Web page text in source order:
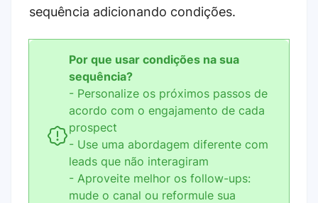
sequência adicionando condições.
Por que usar condições na sua
sequência?
- Personalize os próximos passos de
acordo com o engajamento de cada
prospect
- Use uma abordagem diferente com
leads que não interagiram
- Aproveite melhor os follow-ups:
mude o canal ou reformule sua